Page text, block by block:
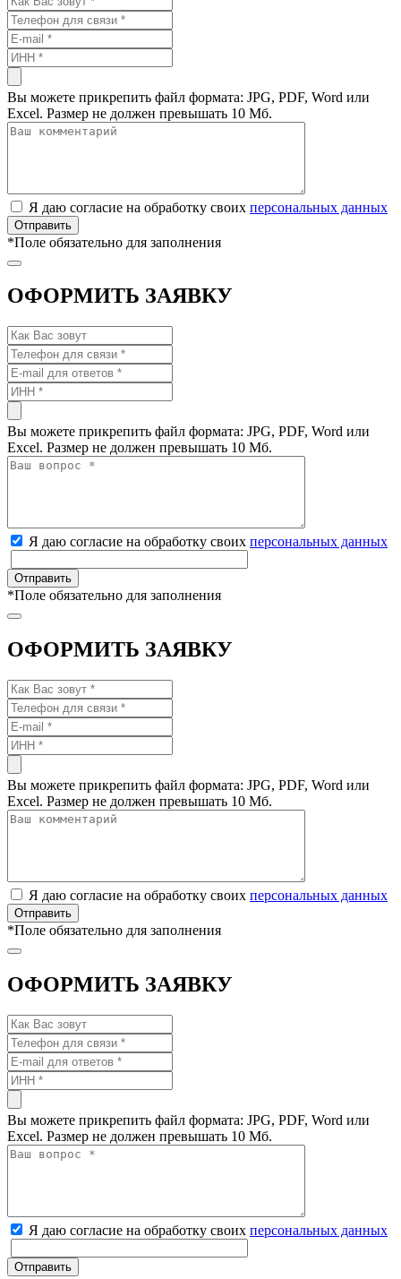
Вы можете прикрепить файл формата: JPG, PDF, Word или
Excel. Размер не должен превышать 10 Мб.
Я даю согласие на обработку своих персональных данных
*Поле обязательно для заполнения
ОФОРМИТЬ ЗАЯВКУ
Вы можете прикрепить файл формата: JPG, PDF, Word или
Excel. Размер не должен превышать 10 Мб.
Я даю согласие на обработку своих персональных данных
*Поле обязательно для заполнения
ОФОРМИТЬ ЗАЯВКУ
Вы можете прикрепить файл формата: JPG, PDF, Word или
Excel. Размер не должен превышать 10 Мб.
Я даю согласие на обработку своих персональных данных
*Поле обязательно для заполнения
ОФОРМИТЬ ЗАЯВКУ
Вы можете прикрепить файл формата: JPG, PDF, Word или
Excel. Размер не должен превышать 10 Мб.
Я даю согласие на обработку своих персональных данных